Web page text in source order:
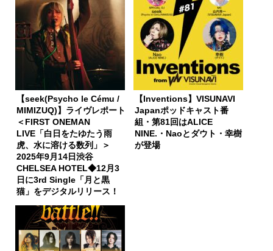
【seek(Psycho le Cému /
MIMIZUQ)】ライヴレポート
＜FIRST ONEMAN
LIVE「白日をたゆたう雨
虎、水に溶ける数列」＞
2025年9月14日渋谷
CHELSEA HOTEL◆12月3
日に3rd Single「月と黒
猫」をデジタルリリース！
【Inventions】VISUNAVI
Japanポッドキャスト番
組・第81回はALICE
NINE.・Naoとダウト・幸樹
が登場